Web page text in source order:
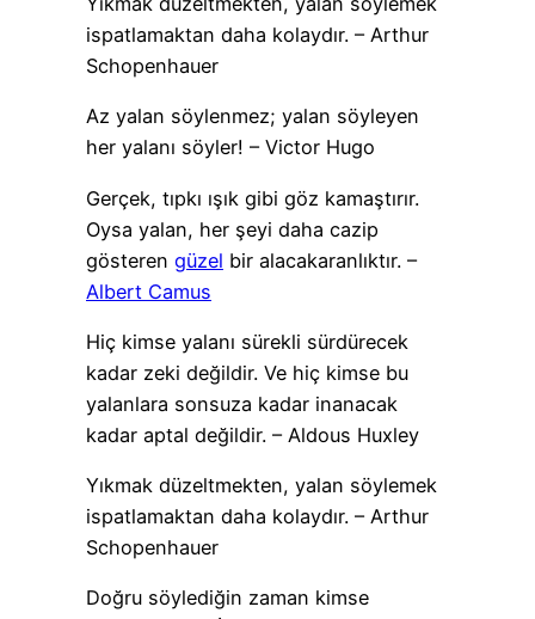
ispatlamaktan daha kolaydır. – Arthur
Schopenhauer
Az yalan söylenmez; yalan söyleyen
her yalanı söyler! – Victor Hugo
Gerçek, tıpkı ışık gibi göz kamaştırır.
Oysa yalan, her şeyi daha cazip
gösteren güzel bir alacakaranlıktır. –
Albert Camus
Hiç kimse yalanı sürekli sürdürecek
kadar zeki değildir. Ve hiç kimse bu
yalanlara sonsuza kadar inanacak
kadar aptal değildir. – Aldous Huxley
Yıkmak düzeltmekten, yalan söylemek
ispatlamaktan daha kolaydır. – Arthur
Schopenhauer
Doğru söylediğin zaman kimse